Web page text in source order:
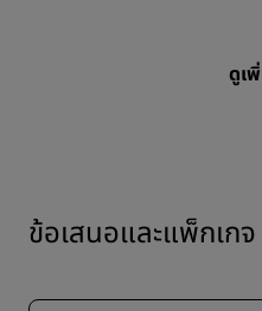
ดูเ
ข้อเสนอและแพ็กเกจ